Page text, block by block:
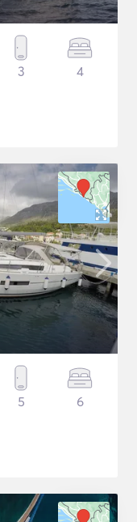
3 4
5 6